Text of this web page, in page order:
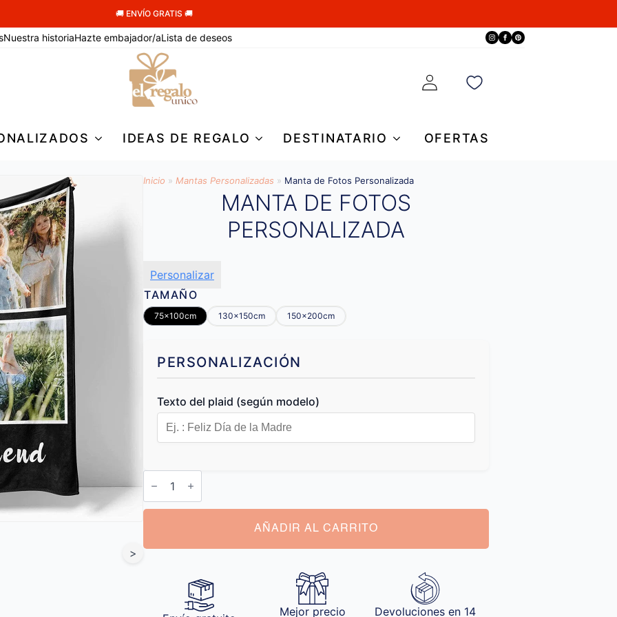
🚚 ENVÍO GRATIS 🚚
Nuestra historiaHazte embajador/aLista de deseos
IDEAS DE REGALO DESTINATARIO OFERTAS
>
Inicio » Mantas Personalizadas » Manta de Fotos Personalizada
MANTA DE FOTOS
PERSONALIZADA
Personalizar
TAMAÑO
75x100cm 130x150cm 150x200cm
PERSONALIZACIÓN
Texto del plaid (según modelo)
Manta
de
Personalizada
AÑADIR AL CARRITO
Mejor precio Devoluciones en 14